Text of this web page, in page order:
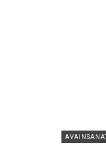
AVAINSANAT